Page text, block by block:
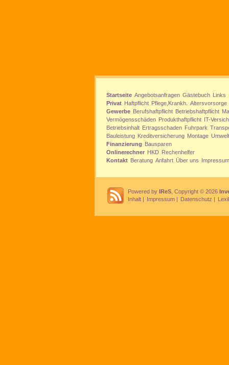
Startseite Angebotsanfragen Gästebuch Links
Privat Haftpflicht Pflege,Krankh.
Altersvorsorge
Gewerbe Berufshaftpflicht Betriebshaftpflicht
Vermögensschäden Produkthaftpflicht IT-
Betriebsinhalt Ertragsschaden Fuhrpark
Bauleistung Kreditversicherung Montage Umwelt
Finanzierung Bausparen
Onlinerechner HKD Rechenhelfer
Kontakt Beratung Anfahrt Über uns Impressum
Powered by IReS , Copyright © 2026
Inhalt | Impressum | Datenschutz |